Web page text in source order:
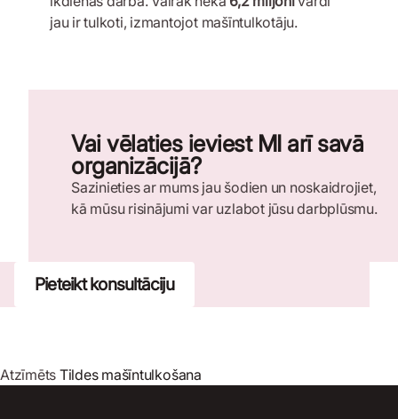
jau ir tulkoti, izmantojot mašīntulkotāju.
Vai vēlaties ieviest MI arī savā
organizācijā?
Sazinieties ar mums jau šodien un noskaidrojiet,
kā mūsu risinājumi var uzlabot jūsu darbplūsmu.
Pieteikt konsultāciju
Atzīmēts Tildes mašīntulkošana